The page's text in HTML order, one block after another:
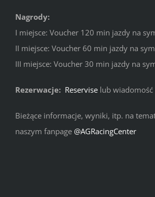
Nagrody:
I miejsce: Voucher 120 min jazdy na
II miejsce: Voucher 60 min jazdy na
III miejsce: Voucher 30 min jazdy na
Rezerwacje: Reservise lub wiadomość
Bieżące informacje, wyniki, itp. na
naszym fanpage @AGRacingCenter